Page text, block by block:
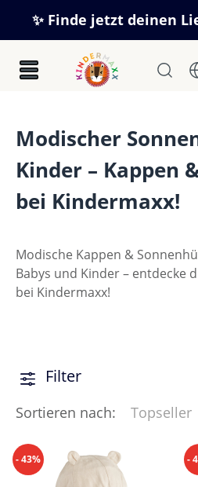
Zum Hauptinhalt springen
✨ Finde jetzt deinen
Modischer
Kinder – Kappen
bei Kindermaxx!
Modische Kappen &
Babys und Kinder – entdecke
bei Kindermaxx!
Filter
Sortieren nach:
- 43% -